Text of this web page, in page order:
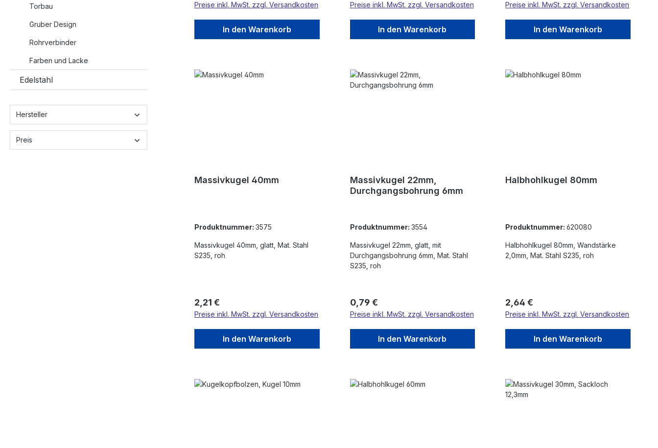
Torbau
Gruber Design
Rohrverbinder
Farben und Lacke
Edelstahl
Hersteller
Preis
Preise inkl. MwSt. zzgl. Versandkosten
In den Warenkorb
Preise inkl. MwSt. zzgl. Versandkosten
In den Warenkorb
Preise inkl. MwSt. zzgl. Versandkosten
In den Warenkorb
Massivkugel 40mm
Produktnummer: 3575
Massivkugel 40mm, glatt, Mat. Stahl
S235, roh
Regulärer Preis:
2,21 €
Preise inkl. MwSt. zzgl. Versandkosten
In den Warenkorb
Massivkugel 22mm,
Durchgangsbohrung 6mm
Produktnummer: 3554
Massivkugel 22mm, glatt, mit
Durchgangsbohrung 6mm, Mat. Stahl
S235, roh
Regulärer Preis:
0,79 €
Preise inkl. MwSt. zzgl. Versandkosten
In den Warenkorb
Halbhohlkugel 80mm
Produktnummer:620080
Halbhohlkugel 80mm, Wandstärke
2,0mm, Mat. Stahl S235, roh
Regulärer Preis:
2,64 €
Preise inkl. MwSt. zzgl. Versandkosten
In den Warenkorb